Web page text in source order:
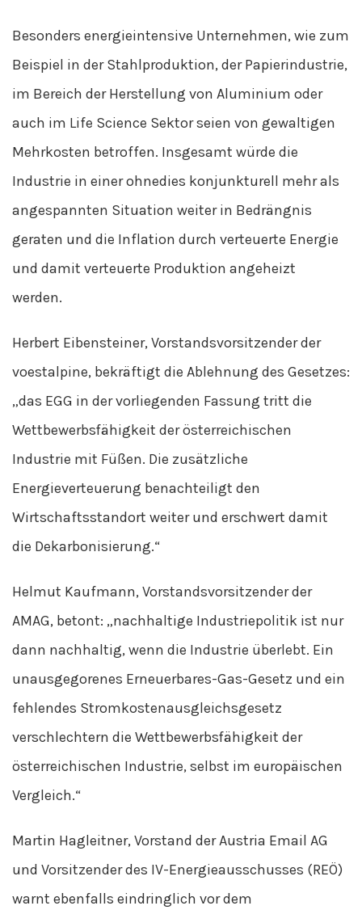
Besonders energieintensive Unternehmen, wie zum
Beispiel in der Stahlproduktion, der Papierindustrie,
im Bereich der Herstellung von Aluminium oder
auch im Life Science Sektor seien von gewaltigen
Mehrkosten betroffen. Insgesamt würde die
Industrie in einer ohnedies konjunkturell mehr als
angespannten Situation weiter in Bedrängnis
geraten und die Inflation durch verteuerte Energie
und damit verteuerte Produktion angeheizt
werden.
Herbert Eibensteiner, Vorstandsvorsitzender der
voestalpine, bekräftigt die Ablehnung des Gesetzes:
„das EGG in der vorliegenden Fassung tritt die
Wettbewerbsfähigkeit der österreichischen
Industrie mit Füßen. Die zusätzliche
Energieverteuerung benachteiligt den
Wirtschaftsstandort weiter und erschwert damit
die Dekarbonisierung.“
Helmut Kaufmann, Vorstandsvorsitzender der
AMAG, betont: „nachhaltige Industriepolitik ist nur
dann nachhaltig, wenn die Industrie überlebt. Ein
unausgegorenes Erneuerbares-Gas-Gesetz und ein
fehlendes Stromkostenausgleichsgesetz
verschlechtern die Wettbewerbsfähigkeit der
österreichischen Industrie, selbst im europäischen
Vergleich.“
Martin Hagleitner, Vorstand der Austria Email AG
und Vorsitzender des IV-Energieausschusses (REÖ)
warnt ebenfalls eindringlich vor dem